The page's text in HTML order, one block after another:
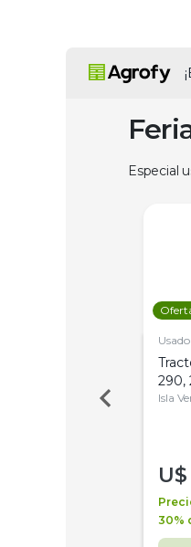
Especial
Usado
290,
Isla
U$
30%